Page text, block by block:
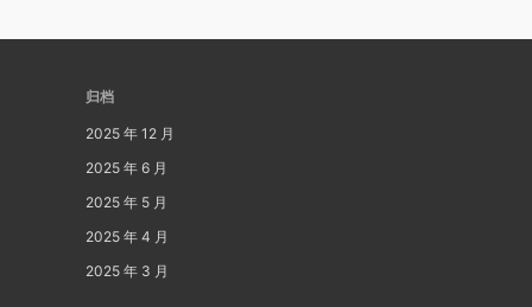
归档
2025 年 12 月
2025 年 6 月
2025 年 5 月
2025 年 4 月
2025 年 3 月